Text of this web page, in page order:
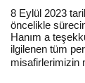
8 Eylül 2023
öncelikle
Hanım a
ilgilenen tüm
misafirlerimizin